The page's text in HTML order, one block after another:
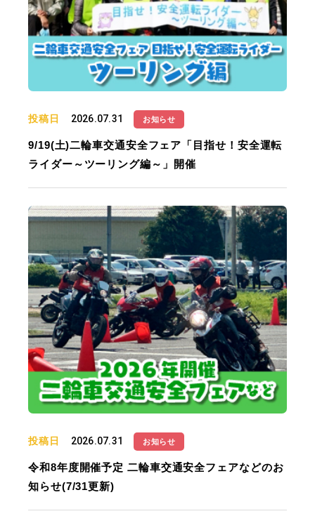
投稿日 2026.07.31 お知らせ
9/19(土)二輪車交通安全フェア「目指せ！安全運転
ライダー～ツーリング編～」開催
投稿日 2026.07.31 お知らせ
令和8年度開催予定 二輪車交通安全フェアなどのお
知らせ(7/31更新)